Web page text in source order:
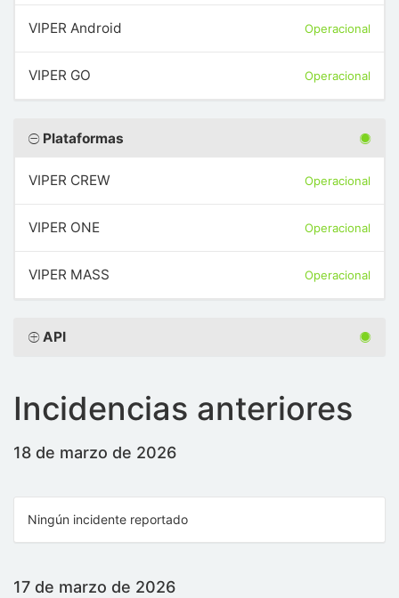
VIPER Android Operacional
VIPER GO Operacional
Plataformas
VIPER CREW Operacional
VIPER ONE Operacional
VIPER MASS Operacional
API
Incidencias anteriores
18 de marzo de 2026
Ningún incidente reportado
17 de marzo de 2026